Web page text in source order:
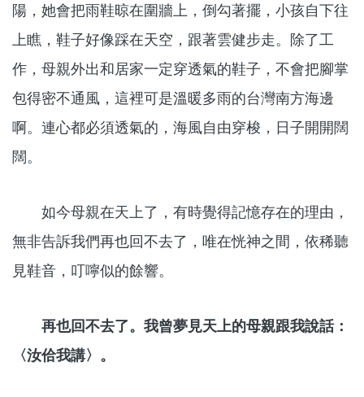
陽，她會把雨鞋晾在圍牆上，倒勾著擺，小孩自下往
上瞧，鞋子好像踩在天空，跟著雲健步走。除了工
作，母親外出和居家一定穿透氣的鞋子，不會把腳掌
包得密不通風，這裡可是溫暖多雨的台灣南方海邊
啊。連心都必須透氣的，海風自由穿梭，日子開開闊
闊。
如今母親在天上了，有時覺得記憶存在的理由，
無非告訴我們再也回不去了，唯在恍神之間，依稀聽
見鞋音，叮嚀似的餘響。
再也回不去了。我曾夢見天上的母親跟我說話：
〈汝佮我講〉。